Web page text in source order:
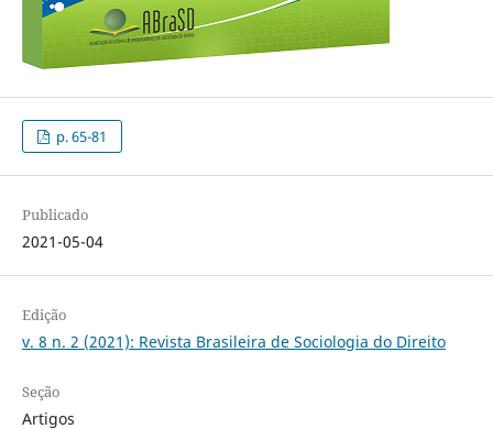
p. 65-81
Publicado
2021-05-04
Edição
v. 8 n. 2 (2021): Revista Brasileira de Sociologia do Direito
Seção
Artigos